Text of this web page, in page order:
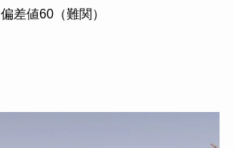
偏差値60（難関）